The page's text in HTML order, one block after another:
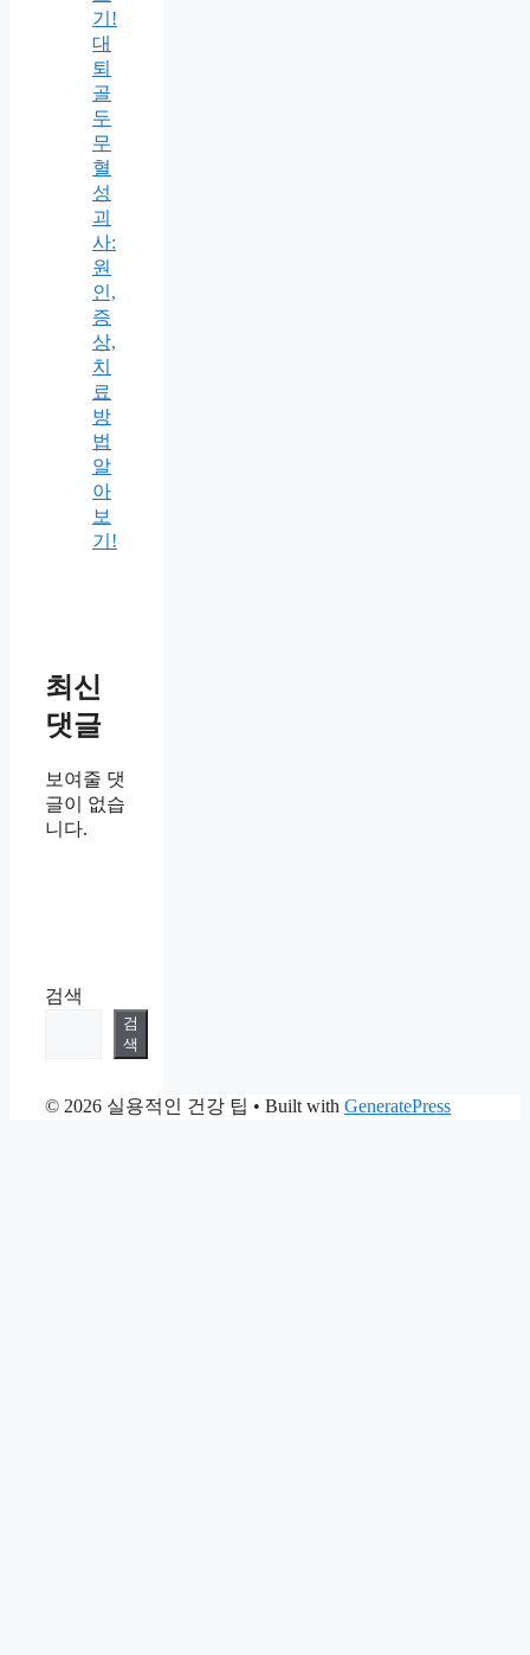
기!
대
퇴
골
두
무
혈
성
괴
사:
원
인,
증
상,
치
료
방
법
알
아
보
기!
최신
댓글
보여줄 댓
글이 없습
니다.
검색
검
색
© 2026 실용적인 건강 팁 • Built with GeneratePress